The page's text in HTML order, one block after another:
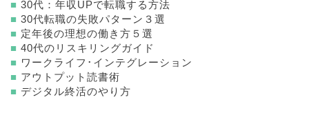
■ 30代：年収UPで転職する方法
■ 30代転職の失敗パターン３選
■ 定年後の理想の働き方５選
■ 40代のリスキリングガイド
■ ワークライフ･インテグレーション
■ アウトプット読書術
■ デジタル終活のやり方